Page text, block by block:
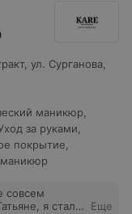
, ул. Сурганова
маникюр
за руками
покрытие
совсем
я стала
Еще